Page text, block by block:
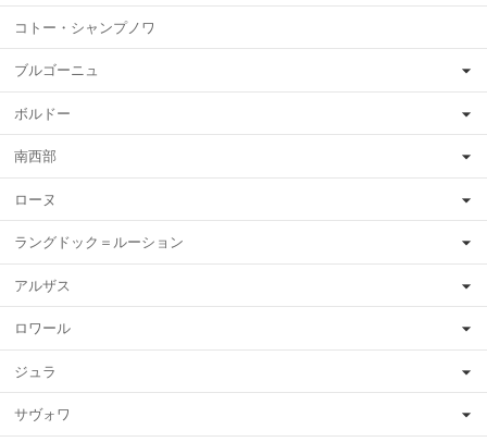
コトー・シャンプノワ
ブルゴーニュ
ボルドー
南西部
ローヌ
ラングドック＝ルーション
アルザス
ロワール
ジュラ
サヴォワ